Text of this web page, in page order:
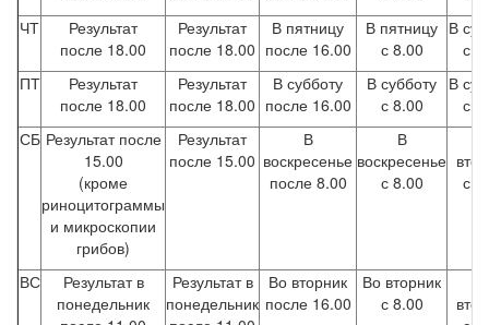
ЧТ
Результат
после 18.00
Результат
после 18.00
В пятницу
после 16.00
В пятницу
с 8.00
В
с
ПТ
Результат
после 18.00
Результат
после 18.00
В субботу
после 16.00
В субботу
с 8.00
В
с
СБ Результат после
15.00
(кроме
риноцитограммы
и микроскопии
грибов)
Результат
после 15.00
В
воскресенье
после 8.00
В
воскресенье
с 8.00
с
ВС
Результат в
понедельник
Результат в
понедельник
Во вторник
после 16.00
Во вторник
с 8.00